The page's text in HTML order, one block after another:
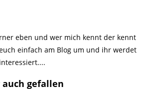
eben und wer mich kennt der kennt
einfach am Blog um und ihr werdet
gefallen